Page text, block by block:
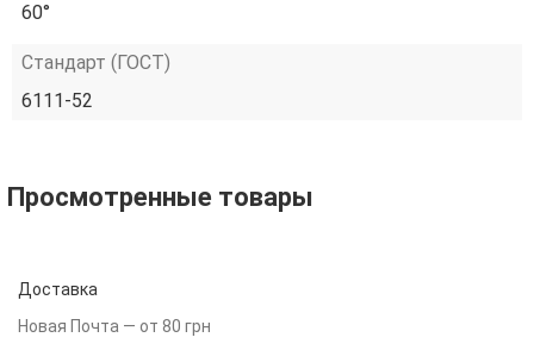
60°
Стандарт (ГОСТ)
6111-52
Просмотренные товары
Доставка
Новая Почта — от 80 грн